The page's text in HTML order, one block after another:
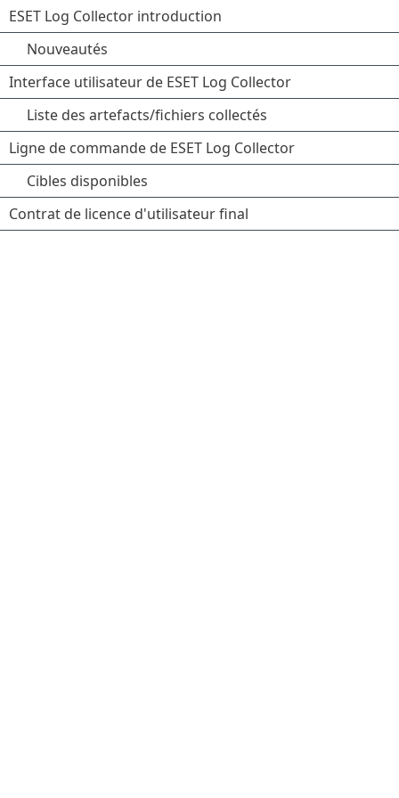
ESET Log Collector introduction
Nouveautés
Interface utilisateur de ESET Log Collector
Liste des artefacts/fichiers collectés
Ligne de commande de ESET Log Collector
Cibles disponibles
Contrat de licence d'utilisateur final